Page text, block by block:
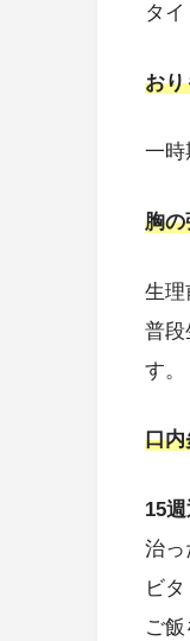
タ
おり
一時
胸の
生理
普段
す。
口内
15週
治っ
ビ
ご飯